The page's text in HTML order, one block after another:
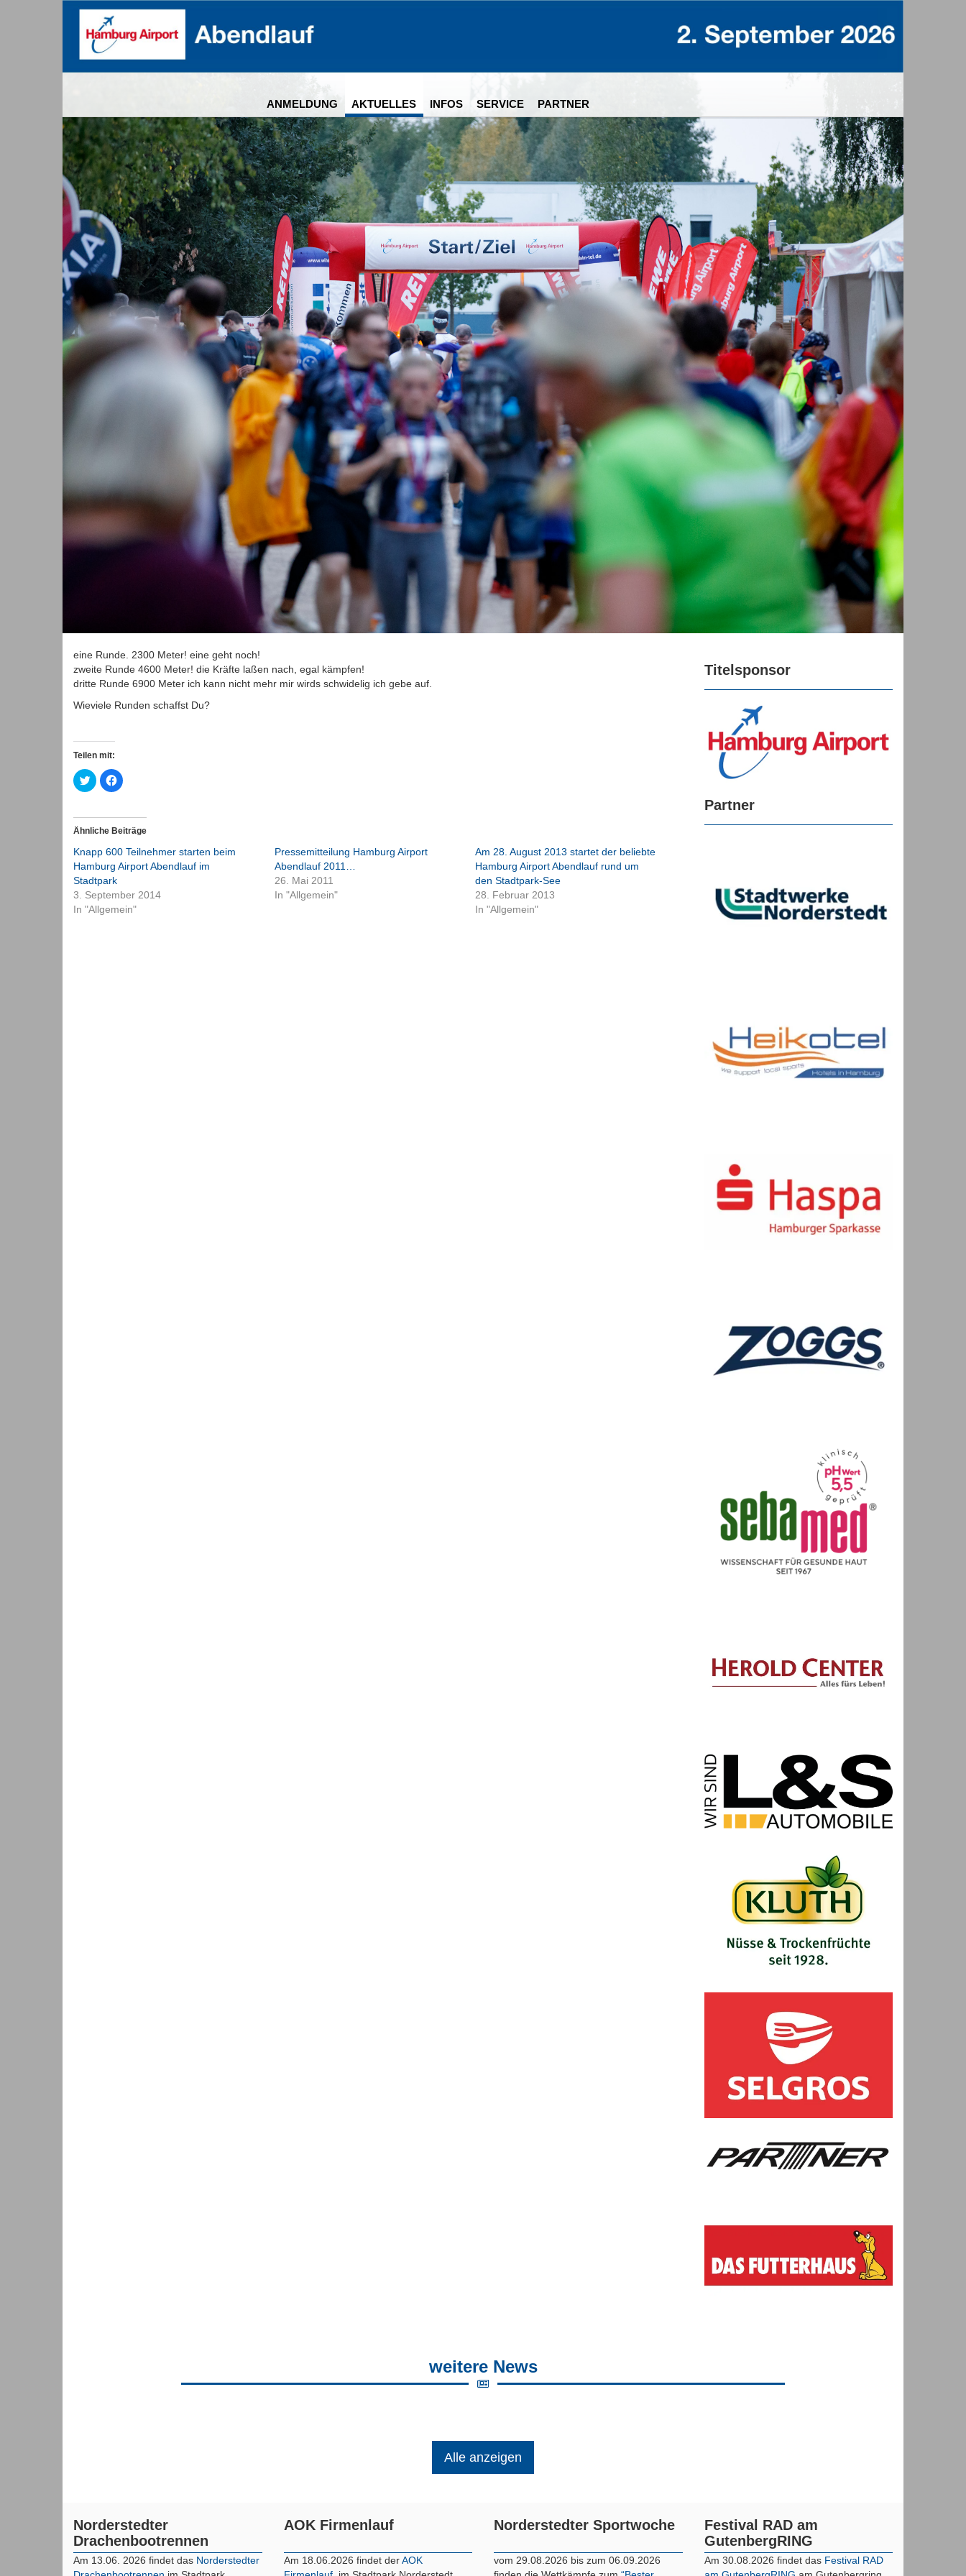
ANMELDUNG AKTUELLES INFOS SERVICE PARTNER
eine Runde. 2300 Meter! eine geht noch!
zweite Runde 4600 Meter! die Kräfte laßen nach, egal kämpfen!
dritte Runde 6900 Meter ich kann nicht mehr mir wirds schwidelig ich gebe auf.
Wieviele Runden schaffst Du?
Teilen mit:
Klick,
um
über
teilen
(Wird
neuem
Fenster
geöffnet)
Klick,
um
teilen
(Wird
neuem
Fenster
geöffnet)
Ähnliche Beiträge
Knapp 600 Teilnehmer starten beim
Hamburg Airport Abendlauf im
Stadtpark
3. September 2014
In "Allgemein"
Pressemitteilung Hamburg Airport
Abendlauf 2011…
26. Mai 2011
In "Allgemein"
Am 28. August 2013 startet der beliebte
Hamburg Airport Abendlauf rund um
den Stadtpark-See
28. Februar 2013
In "Allgemein"
Titelsponsor
Partner
weitere News
Alle anzeigen
Norderstedter
Drachenbootrennen
Am 13.06. 2026 findet das Norderstedter
AOK Firmenlauf
Am 18.06.2026 findet derAOK
Norderstedter Sportwoche
vom 29.08.2026 bis zum 06.09.2026
Festival RAD am
GutenbergRING
Am 30.08.2026 findet das Festival RAD